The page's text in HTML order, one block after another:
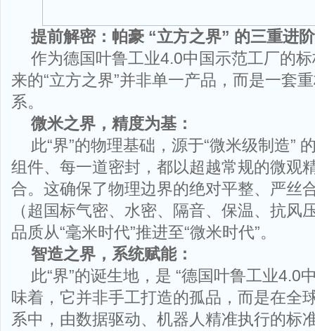
提前解密：帕豪 “立方之界” 的三重进
作为德国叶鲁工业4.0中国示范工厂的
来的“立方之界”并非单一产品，而是一套
系。
微米之界，精度为基：
此“界”的物理基础，源于“微米级制造”
组件、每一道密封，都以超越常规的微观
合。这确保了物理边界的绝对平整、严丝
（超国标气密、水密、隔音、保温、抗风
品质从“毫米时代”推进至“微米时代”。
智造之界，系统赋能：
此“界”的诞生地，是 “德国叶鲁工业4.0
味着，它并非手工打造的孤品，而是在全
系中，由数据驱动、机器人精准执行的标